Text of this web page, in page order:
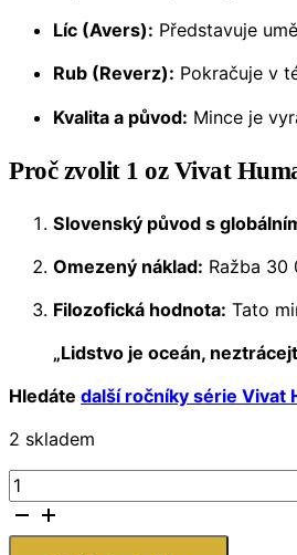
Líc (Avers): Představuje
Rub (Reverz): Pokračuje v
Kvalita a původ: Mince je
Proč zvolit 1 oz Vivat
Slovenský původ s
Omezený náklad: Ražba
Filozofická hodnota: Tato
„Lidstvo je oceán,
Hledáte další ročníky série Vivat
2 skladem
Slovensko
–
5